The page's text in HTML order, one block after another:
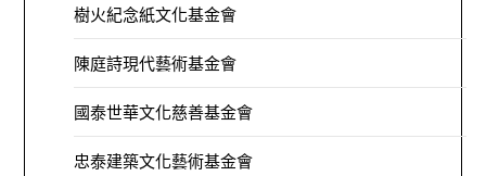
樹火紀念紙文化基金會
陳庭詩現代藝術基金會
國泰世華文化慈善基金會
忠泰建築文化藝術基金會